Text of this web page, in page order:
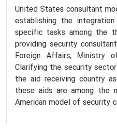
United States consultant
establishing the
specific tasks among the
providing security
Foreign Affairs, Ministry
Clarifying the security
the aid receiving country
these aids are among the
American model of security